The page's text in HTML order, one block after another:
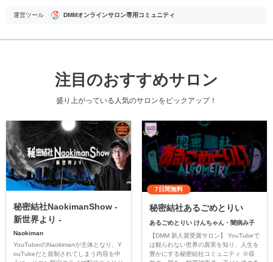
運営ツール DMMオンラインサロン専用コミュニティ
注目のおすすめサロン
盛り上がっている人気のサロンをピックアップ！
秘密結社NaokimanShow -
新世界より -
Naokiman
YouTuberのNaokimanが主体となり、Y
ouTubeだと規制されてしまう内容を中
7日間無料
秘密結社あるごめとりい
あるごめとりい けんちゃん・闇病み子
【DMM 新人賞受賞サロン】 YouTubeで
は観られない世界の真実を知り、人生を
豊かにする秘密結社コミュニティ ※収